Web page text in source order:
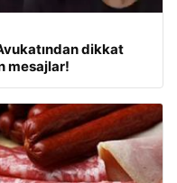
Avukatından dikkat
mesajlar!